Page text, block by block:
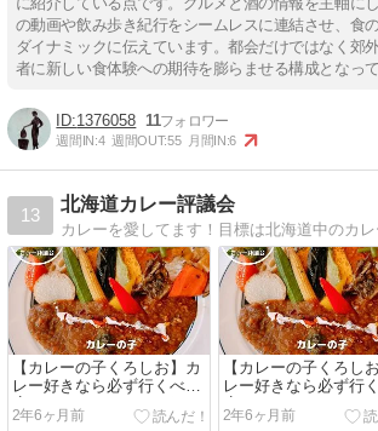
の動画や飲み歩き紀行をシームレスに連結させ、食
ダイナミックに伝えています。都会だけではなく郊
者に新しい食体験への期待を膨らませる構成となって
1376058 11
週間IN:4 週間OUT:55 月間IN:6
13
北海道カレー評議会
【カレーの子くろしお】カ
レー好きなら必ず行くべき
店！おすすめメニュー紹
介！札幌市中央区カレー！
2年6ヶ月前
【カレーの子くろし
レー好きなら必ず行
店！おすすめメニュー
介！札幌市中央区カレ
2年6ヶ月前